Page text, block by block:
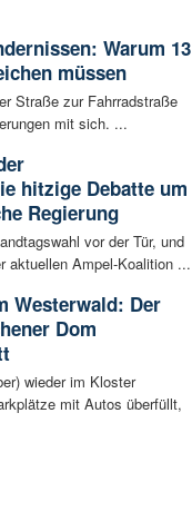
Warum 13
müssen
Straße zur Fahrradstraße
mit sich. ...
hitzige Debatte um
Regierung
vor der Tür, und
aktuellen Ampel-Koalition ...
Westerwald: Der
Dom
wieder im Kloster
mit Autos überfüllt,